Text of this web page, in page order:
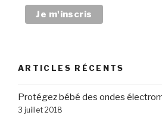
ARTICLES RÉCENTS
Protégez bébé des ondes
3 juillet 2018